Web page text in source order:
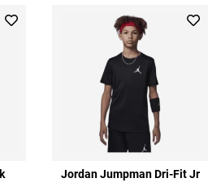
Jordan Jumpman Dri-Fit Jr